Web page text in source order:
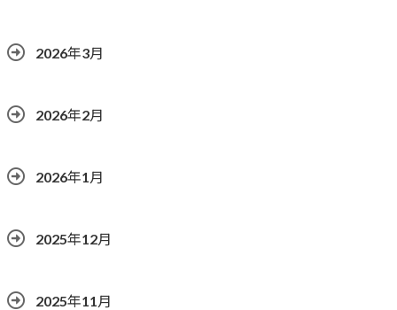
2026年3月
2026年2月
2026年1月
2025年12月
2025年11月